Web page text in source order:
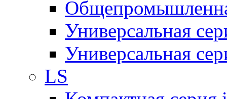
Универсальная
Универсальная
LS